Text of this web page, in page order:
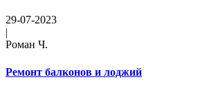
29-07-2023
Роман Ч.
Ремонт балконов и лоджий